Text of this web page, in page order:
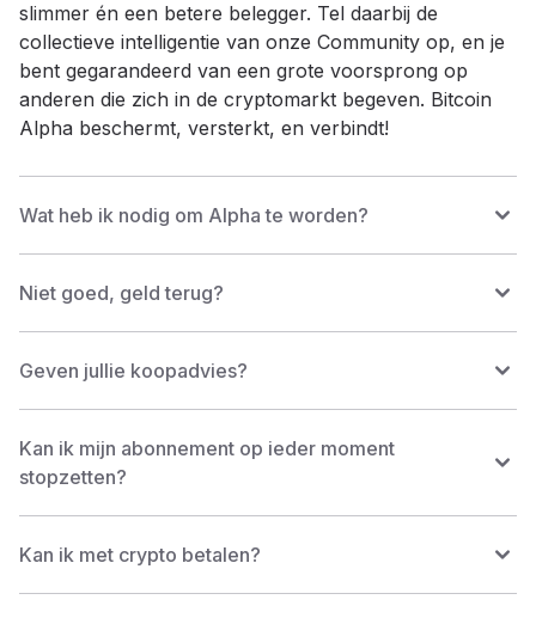
slimmer én een betere belegger. Tel daarbij de
collectieve intelligentie van onze Community op, en je
bent gegarandeerd van een grote voorsprong op
anderen die zich in de cryptomarkt begeven. Bitcoin
Alpha beschermt, versterkt, en verbindt!
Wat heb ik nodig om Alpha te worden?
Niet goed, geld terug?
Geven jullie koopadvies?
Kan ik mijn abonnement op ieder moment
stopzetten?
Kan ik met crypto betalen?